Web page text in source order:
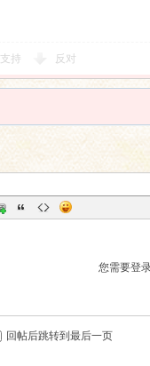
支持 反对
您需要登
回帖后跳转到最后一页